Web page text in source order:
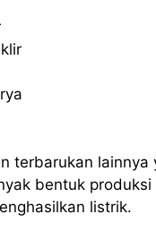
terbarukan
bentuk
listrik.